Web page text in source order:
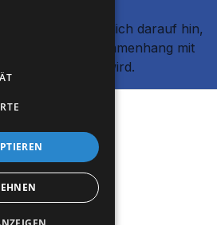
ausdrücklich darauf hin,
in keinem Zusammenhang mit
gesponsort wird.
2026 Miri TV
App holen ->
by Uscreen